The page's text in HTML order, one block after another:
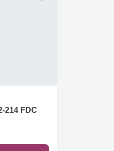
214 FDC